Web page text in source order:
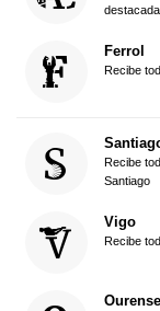
Ferrol
Recibe
Recibe
Santiago
Vigo
Recibe
Ourense